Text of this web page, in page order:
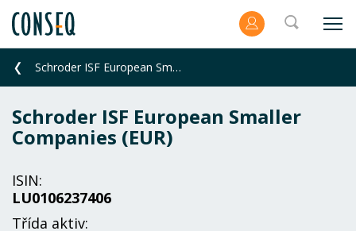
Schroder ISF European Smaller Companies (EUR)
Schroder ISF European Smaller
Companies (EUR)
ISIN:
LU0106237406
Třída aktiv: